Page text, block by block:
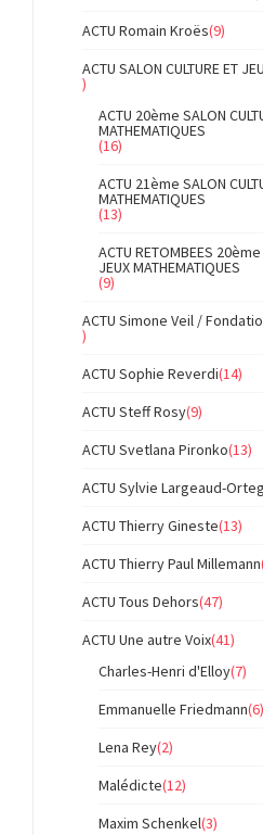
ACTU Romain Kroës(9)
ACTU SALON CULTURE ET
)
ACTU 20ème SALON
MATHEMATIQUES
(16)
ACTU 21ème SALON
MATHEMATIQUES
(13)
ACTU RETOMBEES 20ème
JEUX MATHEMATIQUES
(9)
ACTU Simone Veil /
)
ACTU Sophie Reverdi(14)
ACTU Steff Rosy(9)
ACTU Svetlana Pironko(13)
ACTU Sylvie Largeaud-
ACTU Thierry Gineste(13)
ACTU Thierry Paul Millemann
ACTU Tous Dehors(47)
ACTU Une autre Voix(41)
Charles-Henri d'Elloy(7)
Emmanuelle Friedmann(6)
Lena Rey(2)
Malédicte(12)
Maxim Schenkel(3)